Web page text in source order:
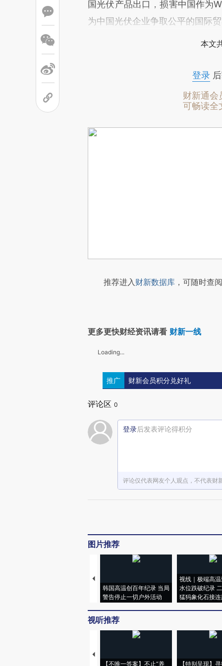
国光伏产品出口，损害中国作为
为中国光伏企业争取公平的国际贸
本文
登录后
财新通会
可畅读全
推荐进入财新数据库 ，可随时查
更多更快财经资讯请看 财新一线
Loading...
推广 财新会员积分兑好礼
评论区 0
登录后发表评论得积分
评论仅代表网友个人观点，不代表财
图片推荐
韩国高温创百年纪录 当局
警告停止一切户外活动
视线｜极端高
水位跌破纪录
猛犸象化石接连
视听推荐
【不唯一答案】不止“养
【特别呈现】